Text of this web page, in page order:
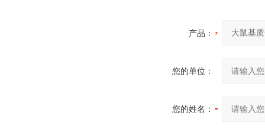
产品：
您的单位：
您的姓名：